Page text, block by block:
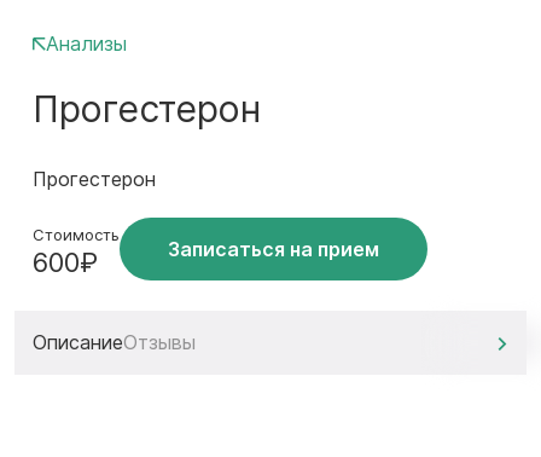
Анализы
Прогестерон
Прогестерон
Стоимость
600₽ Записаться на прием
ОписаниеОтзывы